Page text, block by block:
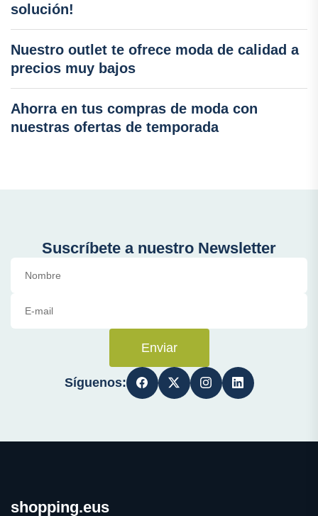
solución!
Nuestro outlet te ofrece moda de calidad a
precios muy bajos
Ahorra en tus compras de moda con
nuestras ofertas de temporada
Suscríbete a nuestro Newsletter
Enviar
Síguenos:
shopping.eus